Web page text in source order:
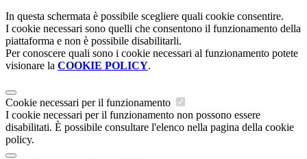
In questa schermata è possibile scegliere quali cookie consentire.
I cookie necessari sono quelli che consentono il funzionamento della
piattaforma e non è possibile disabilitarli.
Per conoscere quali sono i cookie necessari al funzionamento potete
visionare la COOKIE POLICY.
Cookie necessari per il funzionamento
I cookie necessari per il funzionamento non possono essere
disabilitati. È possibile consultare l'elenco nella pagina della cookie
policy.